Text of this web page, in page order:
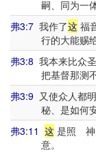
嗣、同为一
弗3:7 我作了这 福
行的大能赐
弗3:8 我本来比众
把基督那测
弗3:9 又使众人都明
秘、是如何
弗3:11 这 是照 神
意。